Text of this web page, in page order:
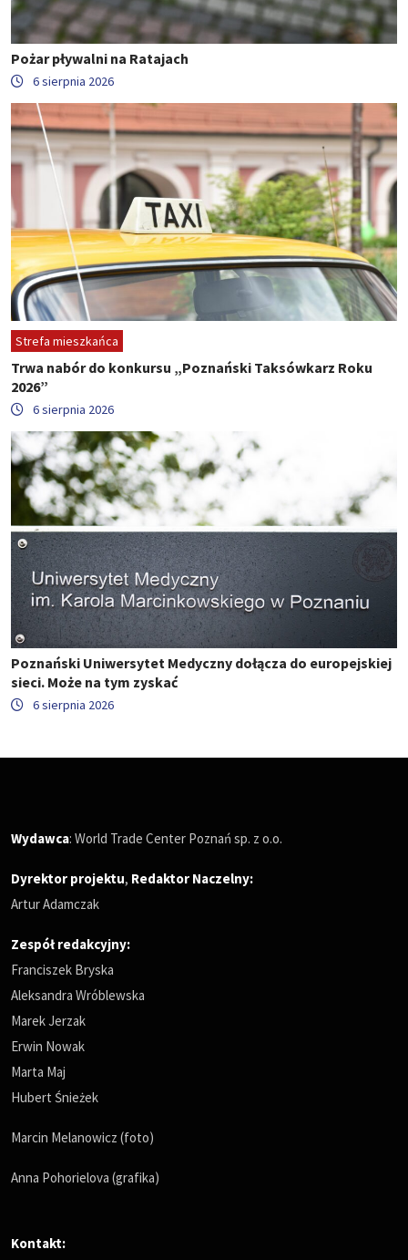
Pożar pływalni na Ratajach
6 sierpnia 2026
Strefa mieszkańca
Trwa nabór do konkursu „Poznański Taksówkarz Roku
2026”
6 sierpnia 2026
Poznański Uniwersytet Medyczny dołącza do europejskiej
sieci. Może na tym zyskać
6 sierpnia 2026
Wydawca: World Trade Center Poznań sp. z o.o.
Dyrektor projektu, Redaktor Naczelny:
Artur Adamczak
Zespół redakcyjny:
Franciszek Bryska
Aleksandra Wróblewska
Marek Jerzak
Erwin Nowak
Marta Maj
Hubert Śnieżek
Marcin Melanowicz (foto)
Anna Pohorielova (grafika)
Kontakt: